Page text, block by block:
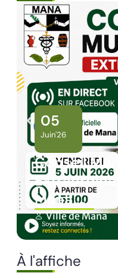
05
Juin'26
Conseil
Mana …
Ville de Mana
À l'affiche